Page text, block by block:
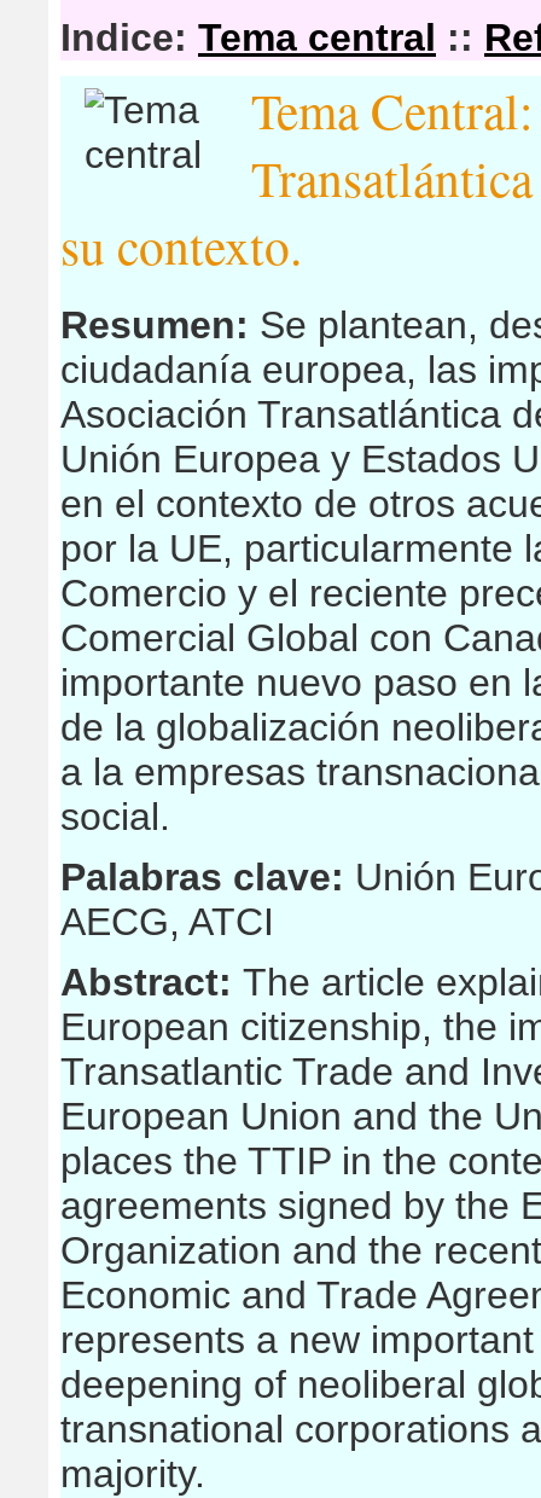
Indice: Tema central ::
Tema
su contexto.
Resumen: Se plantean,
ciudadanía europea, las
Asociación Transatlántica
Unión Europea y Estados
en el contexto de otros
por la UE, particularmente
Comercio y el reciente
Comercial Global con
importante nuevo paso en
de la globalización
a la empresas
social.
Palabras clave: Unión
AECG, ATCI
Abstract: The article
European citizenship, the
Transatlantic Trade and
European Union and the
places the TTIP in the
agreements signed by the
Organization and the
Economic and Trade
represents a new
deepening of neoliberal
transnational corporations
majority.